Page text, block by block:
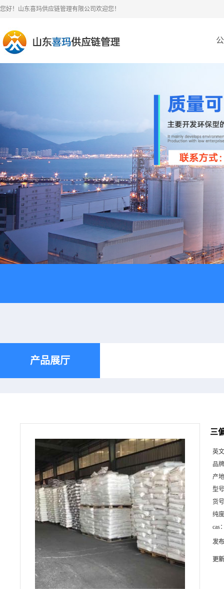
您好！山东喜玛供应链管理有限公司欢迎您！
产品展厅
三
英
品
产
型
货
纯
cas
发
更